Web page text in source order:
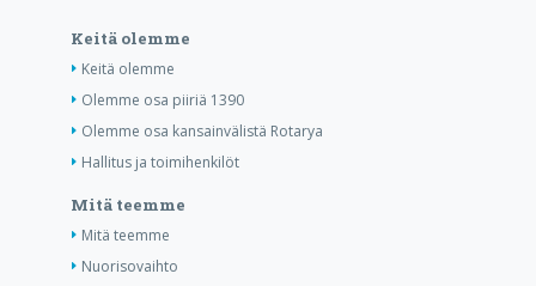
Keitä olemme
Keitä olemme
Olemme osa piiriä 1390
Olemme osa kansainvälistä Rotarya
Hallitus ja toimihenkilöt
Mitä teemme
Mitä teemme
Nuorisovaihto